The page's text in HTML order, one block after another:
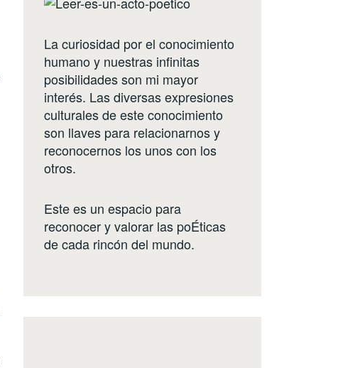
La curiosidad por el conocimiento
humano y nuestras infinitas
posibilidades son mi mayor
interés. Las diversas expresiones
culturales de este conocimiento
son llaves para relacionarnos y
reconocernos los unos con los
otros.
Este es un espacio para
reconocer y valorar las poÉticas
de cada rincón del mundo.